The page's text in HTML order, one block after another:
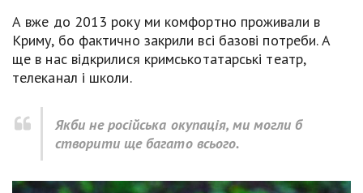
А вже до 2013 року ми комфортно проживали в
Криму, бо фактично закрили всі базові потреби. А
ще в нас відкрилися кримськотатарські театр,
телеканал і школи.
Якби не російська окупація, ми могли б
створити ще багато всього.